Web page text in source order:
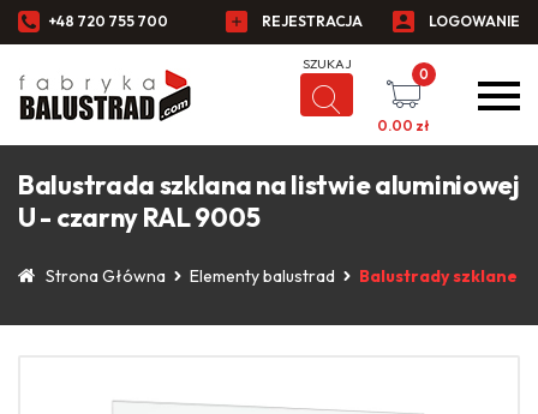
+48 720 755 700 REJESTRACJA LOGOWANIE
0
0.00 zł
Balustrada szklana na listwie aluminiowej
U - czarny RAL 9005
Strona Główna Elementy balustrad Balustrady szklane